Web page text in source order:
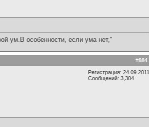
ум.В особенности, если ума нет,"
#884
Регистрация: 24.09.2011
Сообщений: 3,304